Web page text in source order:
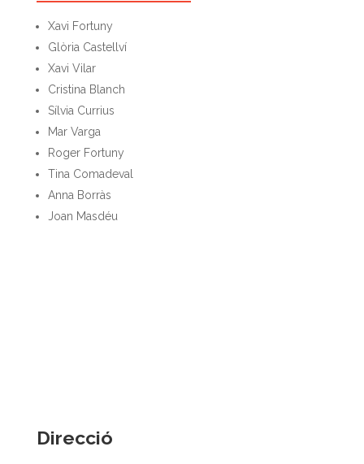
Xavi Fortuny
Glòria Castellví
Xavi Vilar
Cristina Blanch
Sílvia Currius
Mar Varga
Roger Fortuny
Tina Comadeval
Anna Borràs
Joan Masdéu
Direcció